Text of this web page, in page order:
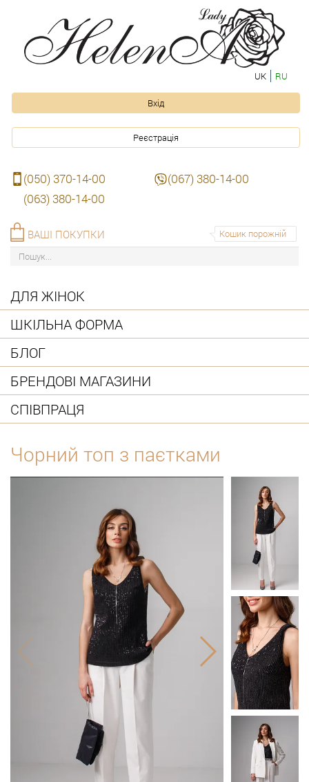
UK RU
Вхід
Реєстрація
(050) 370-14-00
(067) 380-14-00
(063) 380-14-00
Кошик порожній
ВАШІ ПОКУПКИ
ДЛЯ ЖІНОК
ШКІЛЬНА ФОРМА
БЛОГ
БРЕНДОВІ МАГАЗИНИ
СПІВПРАЦЯ
Чорний топ з паєтками